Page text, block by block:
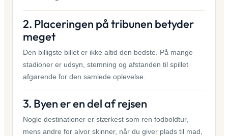
2. Placeringen på tribunen betyder
meget
Den billigste billet er ikke altid den bedste. På mange
stadioner er udsyn, stemning og afstanden til spillet
afgørende for den samlede oplevelse.
3. Byen er en del af rejsen
Nogle destinationer er stærkest som ren fodboldtur,
mens andre for alvor skinner, når du giver plads til mad,